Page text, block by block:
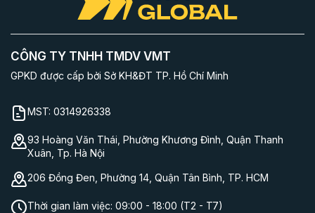
CÔNG TY TNHH TMDV VMT
GPKD được cấp bởi Sở KH&ĐT TP. Hồ Chí Minh
MST: 0314926338
93 Hoàng Văn Thái, Phường Khương Đình, Quận Thanh
Xuân, Tp. Hà Nội
206 Đồng Đen, Phường 14, Quận Tân Bình, TP. HCM
Thời gian làm việc: 09:00 - 18:00 (T2 - T7)